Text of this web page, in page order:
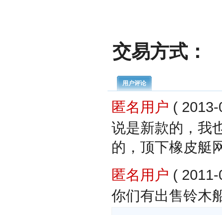
交易方式：
用户评论
匿名用户 (
说是新款的，我
的，顶下橡皮艇
匿名用户 (
你们有出售铃木